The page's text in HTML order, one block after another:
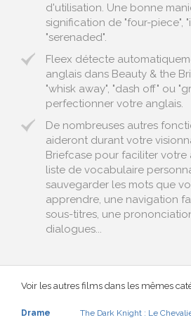
d'utilisation. Une bonne
signification de "four-piece",
"serenaded".
Fleex détecte
anglais dans Beauty & the
"whisk away", "dash off" ou
perfectionner votre anglais.
De nombreuses autres
aideront durant votre
Briefcase pour faciliter votre
liste de vocabulaire
sauvegarder les mots que
apprendre, une navigation
sous-titres, une
dialogues...
Voir les autres films dans les mêmes
Drame The Dark Knight : Le